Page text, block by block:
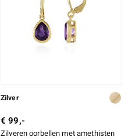
Zilver
€ 99,-
Zilveren oorbellen met amethisten